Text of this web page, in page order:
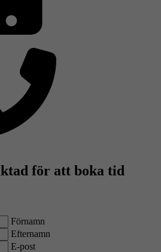
för att boka tid
Förnamn
Efternamn
E-post